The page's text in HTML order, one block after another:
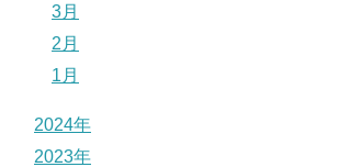
3月
2月
1月
2024年
2023年